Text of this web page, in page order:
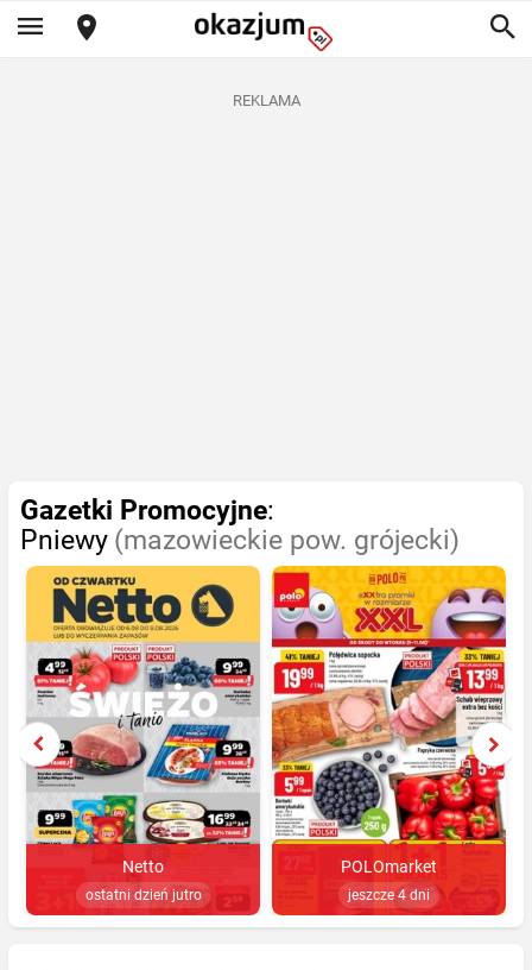
REKLAMA
Gazetki Promocyjne:
Pniewy (mazowieckie pow. grójecki)
Netto
ostatni dzień jutro
POLOmarket
jeszcze 4 dni